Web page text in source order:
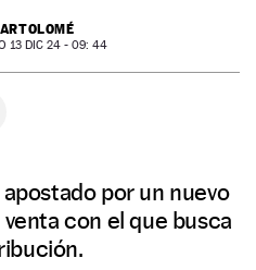
13 DIC 24 - 09: 44
por un nuevo
con el que busca